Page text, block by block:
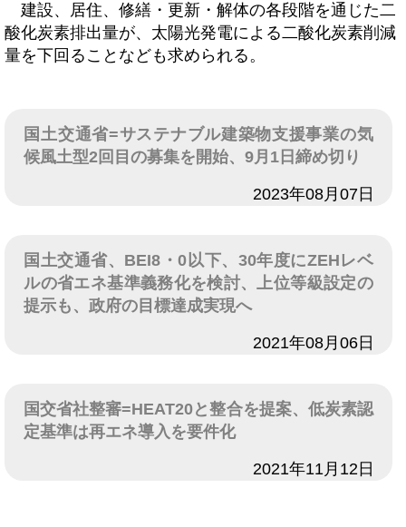
建設、居住、修繕・更新・解体の各段階を通じた二
酸化炭素排出量が、太陽光発電による二酸化炭素削減
量を下回ることなども求められる。
国土交通省=サステナブル建築物支援事業の気
候風土型2回目の募集を開始、9月1日締め切り
2023年08月07日
国土交通省、BEI8・0以下、30年度にZEHレベ
ルの省エネ基準義務化を検討、上位等級設定の
提示も、政府の目標達成実現へ
2021年08月06日
国交省社整審=HEAT20と整合を提案、低炭素認
定基準は再エネ導入を要件化
2021年11月12日